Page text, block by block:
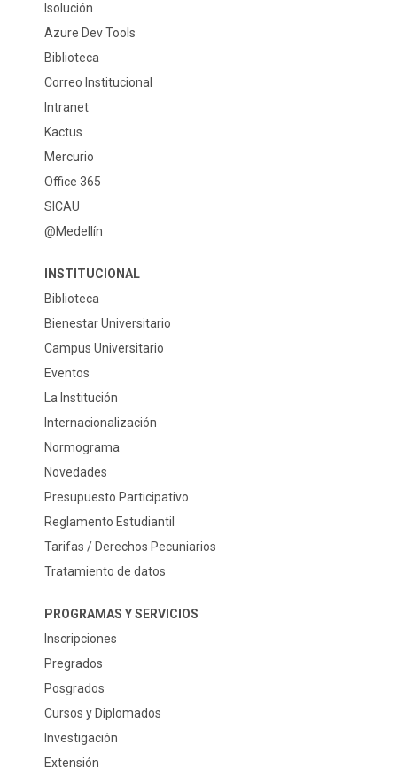
Isolución
Azure Dev Tools
Biblioteca
Correo Institucional
Intranet
Kactus
Mercurio
Office 365
SICAU
@Medellín
INSTITUCIONAL
Biblioteca
Bienestar Universitario
Campus Universitario
Eventos
La Institución
Internacionalización
Normograma
Novedades
Presupuesto Participativo
Reglamento Estudiantil
Tarifas / Derechos Pecuniarios
Tratamiento de datos
PROGRAMAS Y SERVICIOS
Inscripciones
Pregrados
Posgrados
Cursos y Diplomados
Investigación
Extensión